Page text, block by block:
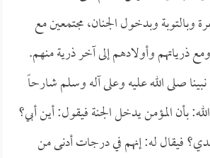
وبالتوبة وبدخول الجنان، مجتمعين مع
ذرياتهم وأولادهم إلى آخر ذرية منهم.
نبينا صلى الله عليه وعلى آله وسلم شارحاً
بأن المؤمن يدخل الجنة فيقول: أين أبي؟
فيقال له: إنهم في درجات أدنى من